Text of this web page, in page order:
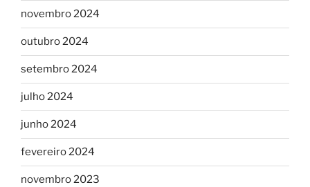
novembro 2024
outubro 2024
setembro 2024
julho 2024
junho 2024
fevereiro 2024
novembro 2023